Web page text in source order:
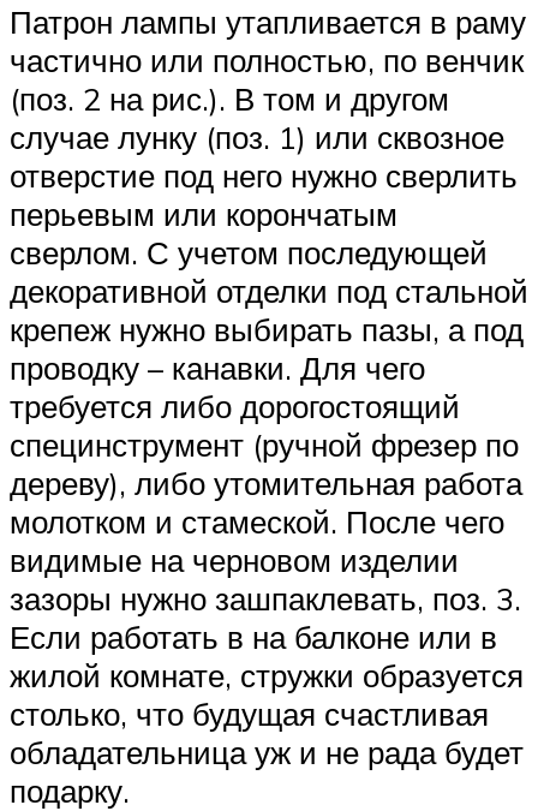
Патрон лампы утапливается в раму
частично или полностью, по венчик
(поз. 2 на рис.). В том и другом
случае лунку (поз. 1) или сквозное
отверстие под него нужно сверлить
перьевым или корончатым
сверлом. С учетом последующей
декоративной отделки под стальной
крепеж нужно выбирать пазы, а под
проводку – канавки. Для чего
требуется либо дорогостоящий
специнструмент (ручной фрезер по
дереву), либо утомительная работа
молотком и стамеской. После чего
видимые на черновом изделии
зазоры нужно зашпаклевать, поз. 3.
Если работать в на балконе или в
жилой комнате, стружки образуется
столько, что будущая счастливая
обладательница уж и не рада будет
подарку.